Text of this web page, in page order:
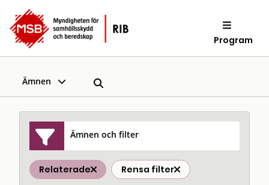
Program
Ämnen
Ämnen och filter
Relaterade Rensa filter